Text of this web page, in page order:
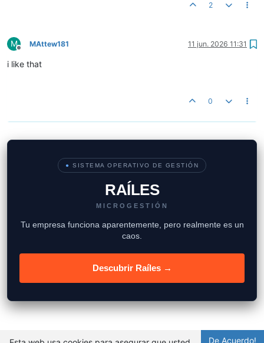
2
M
Desconectado
MAttew181 11 jun. 2026 11:31
i like that
0
● SISTEMA OPERATIVO DE GESTIÓN
RAÍLES
MICROGESTIÓN
Tu empresa funciona aparentemente, pero realmente es un
caos.
Descubrir Raíles →
De Acuerdo!